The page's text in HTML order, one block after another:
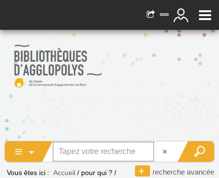
recherche avancée
Vous êtes ici : Accueil / pour qui ? /